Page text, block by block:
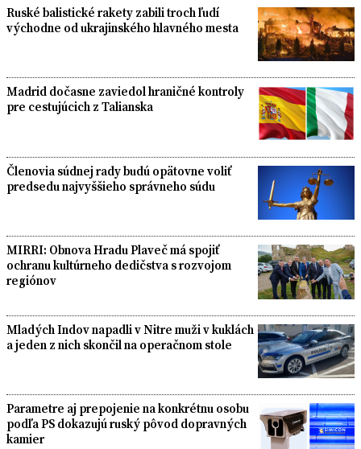
Ruské balistické rakety zabili troch ľudí
východne od ukrajinského hlavného mesta
Madrid dočasne zaviedol hraničné kontroly
pre cestujúcich z Talianska
Členovia súdnej rady budú opätovne voliť
predsedu najvyššieho správneho súdu
MIRRI: Obnova Hradu Plaveč má spojiť
ochranu kultúrneho dedičstva s rozvojom
regiónov
Mladých Indov napadli v Nitre muži v kuklách
a jeden z nich skončil na operačnom stole
Parametre aj prepojenie na konkrétnu osobu
podľa PS dokazujú ruský pôvod dopravných
kamier